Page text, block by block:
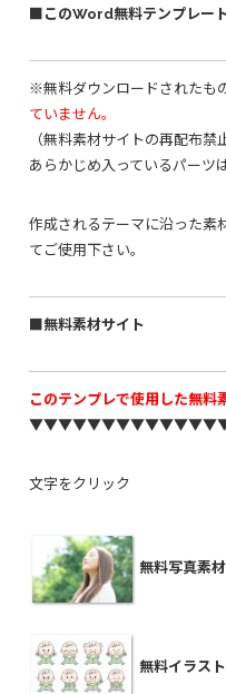
■このWord無料テンプレー
※無料ダウンロードされたも
ていません。
（無料素材サイトの再配布禁
あらかじめ入っているパーツ
作成されるテーマに沿った素
てご使用下さい。
■無料素材サイト
このテンプレで使用した無料
文字をクリック
無料写真素
無料イラス